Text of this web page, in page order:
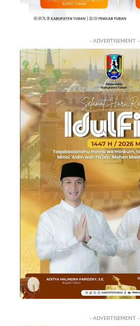
- ADVERTISEMENT -
- ADVERTISEMENT -